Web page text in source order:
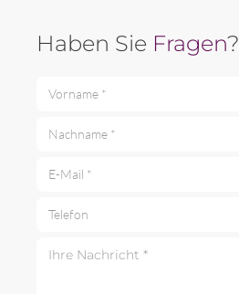
Haben Sie Fragen?